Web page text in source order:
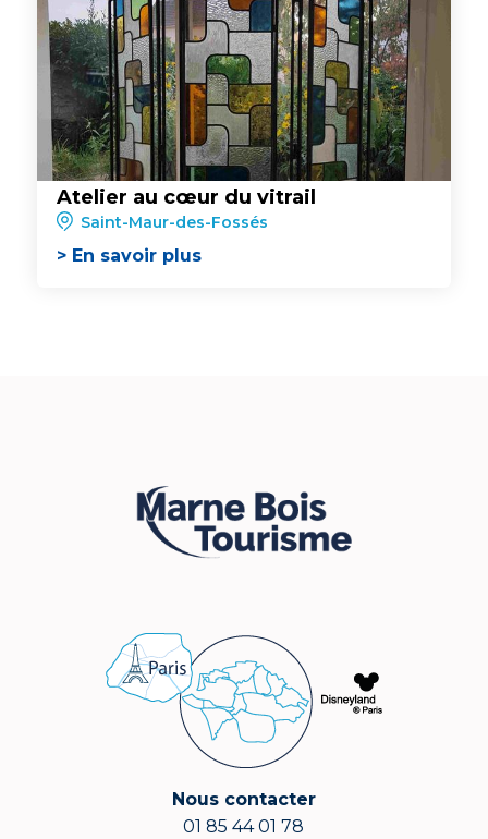
Atelier au cœur du vitrail
Saint-Maur-des-Fossés
> En savoir plus
Nous contacter
01 85 44 01 78